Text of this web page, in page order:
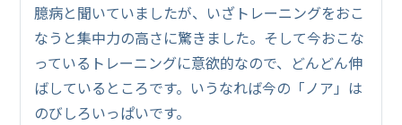
臆病と聞いていましたが、いざトレーニングをおこ
なうと集中力の高さに驚きました。そして今おこな
っているトレーニングに意欲的なので、どんどん伸
ばしているところです。いうなれば今の「ノア」は
のびしろいっぱいです。